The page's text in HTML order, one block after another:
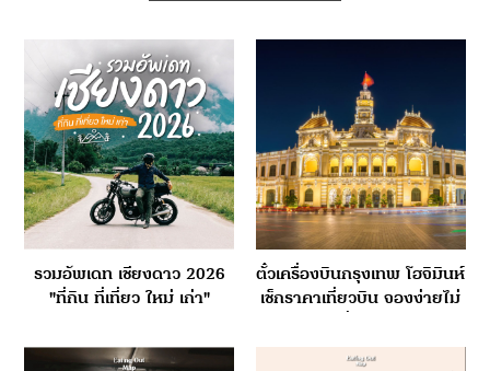
รวมอัพเดท เชียงดาว 2026
"ที่กิน ที่เที่ยว ใหม่ เก่า"
ตั๋วเครื่องบินกรุงเทพ โฮจิมินห์
เช็กราคาเที่ยวบิน จองง่ายไม่